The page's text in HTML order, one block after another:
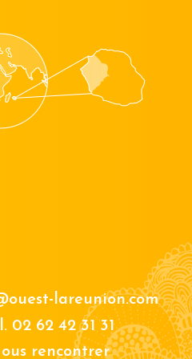
lareunion.com
02 62 42 31 31
rencontrer